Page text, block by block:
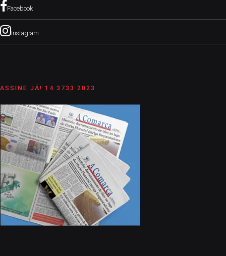
Facebook
Instagram
ASSINE JÁ! 14 3733 2023